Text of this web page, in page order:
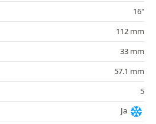
16"
112 mm
33 mm
57.1 mm
5
Ja